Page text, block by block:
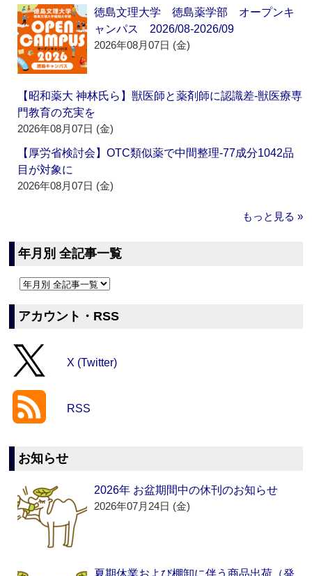
徳島文理大学 徳島薬学部 オープンキ
ャンパス 2026/08-2026/09
2026年08月07日 (金)
【昭和薬大 神林氏ら】獣医師と薬剤師に認識差‐獣医療専
門教育の充実を
2026年08月07日 (金)
【厚労省検討会】OTC類似薬で中間整理‐77成分1042品
目が対象に
2026年08月07日 (金)
もっと見る »
年月別 全記事一覧
アカウント・RSS
X (Twitter)
RSS
お知らせ
2026年 お盆期間中の休刊のお知らせ
2026年07月24日 (金)